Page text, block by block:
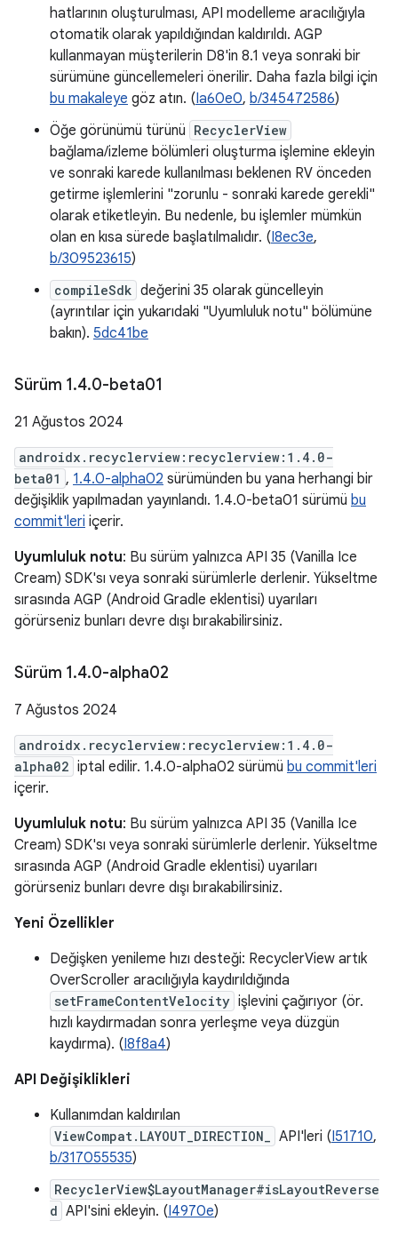
hatlarının oluşturulması, API modelleme aracılığıyla
otomatik olarak yapıldığından kaldırıldı. AGP
kullanmayan müşterilerin D8'in 8.1 veya sonraki bir
sürümüne güncellemeleri önerilir. Daha fazla bilgi için
bu makaleye göz atın. (Ia60e0, b/345472586)
Öğe görünümü türünü RecyclerView
bağlama/izleme bölümleri oluşturma işlemine ekleyin
ve sonraki karede kullanılması beklenen RV önceden
getirme işlemlerini "zorunlu - sonraki karede gerekli"
olarak etiketleyin. Bu nedenle, bu işlemler mümkün
olan en kısa sürede başlatılmalıdır. (I8ec3e,
b/309523615)
compileSdk değerini 35 olarak güncelleyin
(ayrıntılar için yukarıdaki "Uyumluluk notu" bölümüne
bakın). 5dc41be
Sürüm 1.4.0-beta01
21 Ağustos 2024
androidx.recyclerview:recyclerview:1.4.0-
beta01 , 1.4.0-alpha02 sürümünden bu yana herhangi bir
değişiklik yapılmadan yayınlandı. 1.4.0-beta01 sürümü bu
commit'leri içerir.
Uyumluluk notu: Bu sürüm yalnızca API 35 (Vanilla Ice
Cream) SDK'sı veya sonraki sürümlerle derlenir. Yükseltme
sırasında AGP (Android Gradle eklentisi) uyarıları
görürseniz bunları devre dışı bırakabilirsiniz.
Sürüm 1.4.0-alpha02
7 Ağustos 2024
androidx.recyclerview:recyclerview:1.4.0-
alpha02 iptal edilir. 1.4.0-alpha02 sürümü bu commit'leri
içerir.
Uyumluluk notu: Bu sürüm yalnızca API 35 (Vanilla Ice
Cream) SDK'sı veya sonraki sürümlerle derlenir. Yükseltme
sırasında AGP (Android Gradle eklentisi) uyarıları
görürseniz bunları devre dışı bırakabilirsiniz.
Yeni Özellikler
Değişken yenileme hızı desteği: RecyclerView artık
OverScroller aracılığıyla kaydırıldığında
setFrameContentVelocity işlevini çağırıyor (ör.
hızlı kaydırmadan sonra yerleşme veya düzgün
kaydırma). (I8f8a4)
API Değişiklikleri
Kullanımdan kaldırılan
ViewCompat.LAYOUT_DIRECTION_ API'leri (I51710,
b/317055535)
RecyclerView$LayoutManager#isLayoutReverse
d API'sini ekleyin. (I4970e)